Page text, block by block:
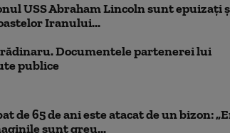
USS Abraham Lincoln sunt epuizați
Iranului...
Documentele partenerei lui
publice
de 65 de ani este atacat de un bizon:
sunt greu...